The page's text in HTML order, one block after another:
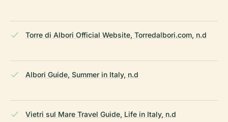
Torre di Albori Official Website, Torredalbori.com, n.d
Albori Guide, Summer in Italy, n.d
Vietri sul Mare Travel Guide, Life in Italy, n.d